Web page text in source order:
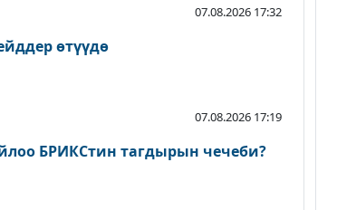
07.08.2026 17:32
өтүүдө
07.08.2026 17:19
БРИКСтин тагдырын чечеби?